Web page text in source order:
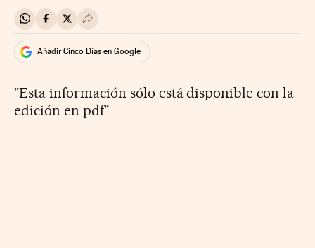
Compartir en Whatsapp
Compartir en Facebook
Compartir en Twitter
Desplegar Redes Sociales
Añadir Cinco Días en Google
"Esta información sólo está disponible con la
edición en pdf"